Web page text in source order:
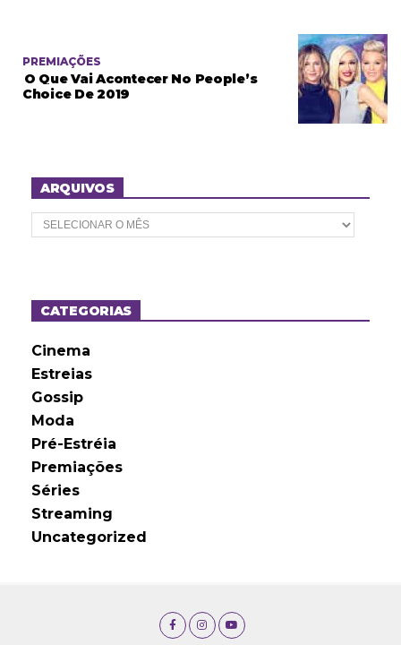
PREMIAÇÕES
O Que Vai Acontecer No People’s
Choice De 2019
ARQUIVOS
A
r
o
sCATEGORIAS
Cinema
Estreias
Gossip
Moda
Pré-Estréia
Premiações
Séries
Streaming
Uncategorized